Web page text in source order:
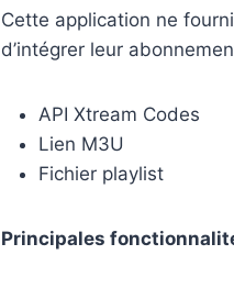
Cette application ne
d’intégrer leur
API Xtream Codes
Lien M3U
Fichier playlist
Principales